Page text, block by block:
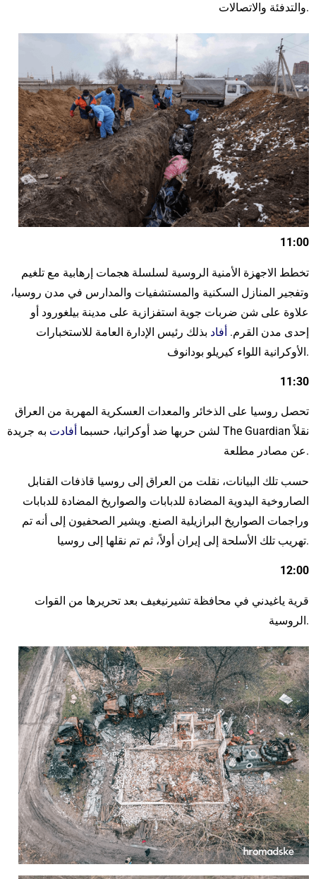
والتدفئة والاتصالات.
11:00
تخطط الاجهزة الأمنية الروسية لسلسلة هجمات إرهابية مع تلغيم
وتفجير المنازل السكنية والمستشفيات والمدارس في مدن روسيا،
علاوة على شن ضربات جوية استفزازية على مدينة بيلغورود أو
إحدى مدن القرم. أفاد بذلك رئيس الإدارة العامة للاستخبارات
الأوكرانية اللواء كيريلو بودانوف.
11:30
تحصل روسيا على الذخائر والمعدات العسكرية المهربة من العراق
لشن حربها ضد أوكرانيا، حسبما أفادت به جريدة The Guardian نقلاً
عن مصادر مطلعة.
حسب تلك البيانات، نقلت من العراق إلى روسيا قاذفات القنابل
الصاروخية اليدوية المضادة للدبابات والصواريخ المضادة للدبابات
وراجمات الصواريخ البرازيلية الصنع. ويشير الصحفيون إلى أنه تم
تهريب تلك الأسلحة إلى إيران أولاً، ثم تم نقلها إلى روسيا.
12:00
قرية ياغيدني في محافظة تشيرنيغيف بعد تحريرها من القوات
الروسية.